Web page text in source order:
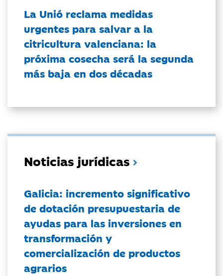
La Unió reclama medidas
urgentes para salvar a la
citricultura valenciana: la
próxima cosecha será la segunda
más baja en dos décadas
Noticias jurídicas
Galicia: incremento significativo
de dotación presupuestaria de
ayudas para las inversiones en
transformación y
comercialización de productos
agrarios